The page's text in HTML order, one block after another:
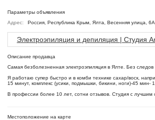
Параметры объявления
Адрес:
Россия, Республика Крым, Ялта, Весенняя улица,
Электроэпиляция и депиляция | Студия
Описание продавца
Самая безболезненная электроэпиляция в Ялте. Без следов
Я работаю супер быстро и в комби технике сахар/воск,
15 минут, комплекс (усики, подмышки, бикини, ноги)-45 мин-
В профессии более 10 лет, сотни отзывов. Студия с лучшим
Местоположение на карте